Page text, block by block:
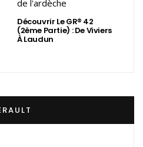
Découvrir Le GR® 42
(2ème Partie) : De Viviers
À Laudun